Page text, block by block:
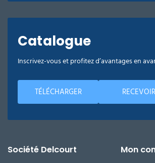
Catalogue
Inscrivez-vous et profitez d’avantages en
TÉLÉCHARGER RECEVOIR
Société Delcourt
Mon